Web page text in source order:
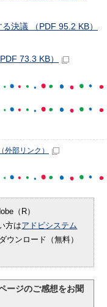
決議 （PDF 95.2 KB）
73.3 KB）
（外部リンク）
（R）
方はアドビシステム
ウンロード（無料）
ージのご感想をお聞